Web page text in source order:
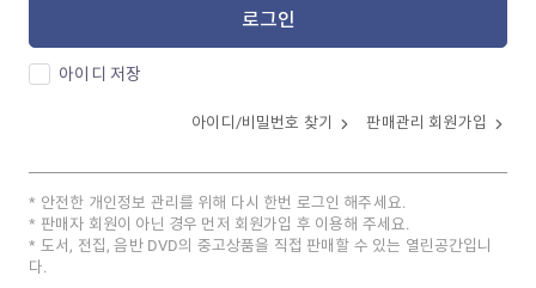
로그인
아이디 저장
아이디/비밀번호 찾기 판매관리 회원가입
안전한 개인정보 관리를 위해 다시 한번 로그인 해주세요.
판매자 회원이 아닌 경우 먼저 회원가입 후 이용해 주세요.
도서, 전집, 음반 DVD의 중고상품을 직접 판매할 수 있는 열린공간입니
다.